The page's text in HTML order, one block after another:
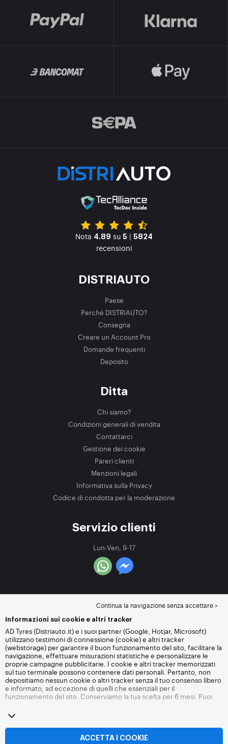
Nota 4.89 su 5 | 5824
recensioni
DISTRIAUTO
Paese
Perché DISTRIAUTO?
Consegna
Creare un Account Pro
Domande frequenti
Deposito
Ditta
Chi siamo?
Condizioni generali di vendita
Contattarci
Gestione dei cookie
Pareri clienti
Menzioni legali
Informativa sulla Privacy
Codice di condotta per la moderazione
Servizio clienti
Lun-Ven, 9-17
Continua la navigazione senza accettare >
Informazioni sui cookie e altri tracker
AD Tyres (Distriauto.it) e i suoi partner (Google, Hotjar, Microsoft)
utilizzano testimoni di connessione (cookie) e altri tracker
(webstorage) per garantire il buon funzionamento del sito, facilitare la
navigazione, effettuare misurazioni statistiche e personalizzare le
proprie campagne pubblicitarie. I cookie e altri tracker memorizzati
sul tuo terminale possono contenere dati personali. Pertanto, non
depositiamo nessun cookie o altri tracker senza il tuo consenso libero
e informato, ad eccezione di quelli che essenziali per il
funzionamento del sito. Conserviamo la tua scelta per 6 mesi. Puoi
revocare il tuo consenso in qualsiasi momento andando alla
dei cookie e altri tracker
senza accettare il deposito di cookie o altri tracker. Il rifiuto non
impedisce l'accesso ai servizi Distriauto.it. Per maggiori informazioni,
altri tracker .
ACCETTA I COOKIE